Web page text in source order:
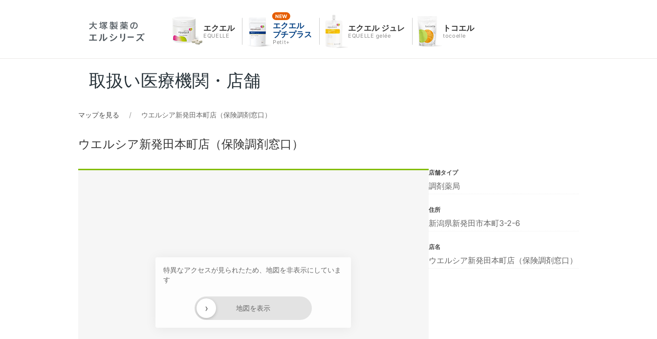
エクエル
EQUELLE
エクエル
プチプラス
Petit+
エクエル ジュレ
EQUELLE gelée
トコエル
tocoelle
取扱い医療機関・店舗
マップを見る ウエルシア新発田本町店（保険調剤窓口）
ウエルシア新発田本町店（保険調剤窓口）
特異なアクセスが見られたため、地図を非表示にしていま
す
地図を表示
›
店舗タイプ
調剤薬局
住所
新潟県新発田市本町3-2-6
店名
ウエルシア新発田本町店（保険調剤窓口）